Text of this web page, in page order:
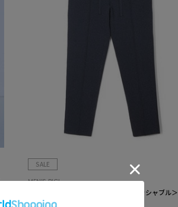
SALE
MEN’S BIGI
ミラノリブニットパンツ＜マシンウォッシャブル＞
¥9,900 50%OFF